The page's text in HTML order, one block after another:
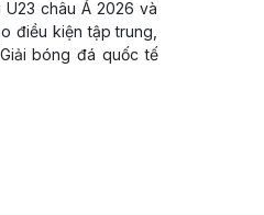
châu Á 2026 và
điều kiện tập trung,
bóng đá quốc tế